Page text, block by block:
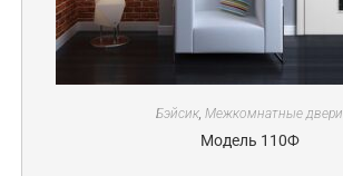
Бэйсик, Межкомнатные двери
Модель 110Ф